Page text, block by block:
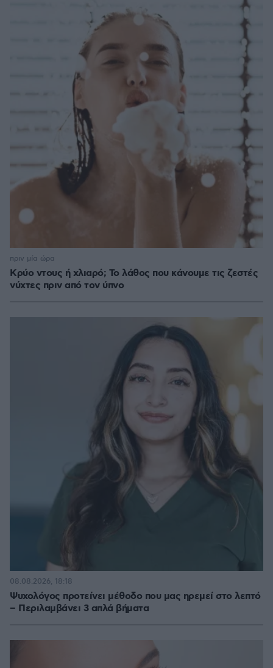
Κρύο ντους ή χλιαρό; Το λάθος που κάνουμε τις ζεστές
νύχτες πριν από τον ύπνο
πριν μία ώρα
Ψυχολόγος προτείνει μέθοδο που μας ηρεμεί στο λεπτό
– Περιλαμβάνει 3 απλά βήματα
08.08.2026, 18:18